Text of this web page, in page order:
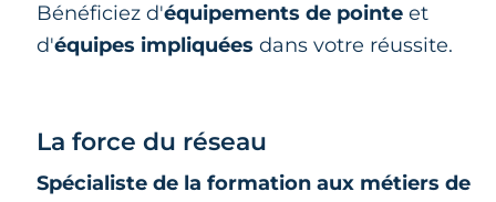
Bénéficiez d'équipements de pointe et
d'équipes impliquées dans votre réussite.
La force du réseau
Spécialiste de la formation aux métiers de